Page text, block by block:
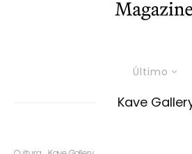
Último
Kave